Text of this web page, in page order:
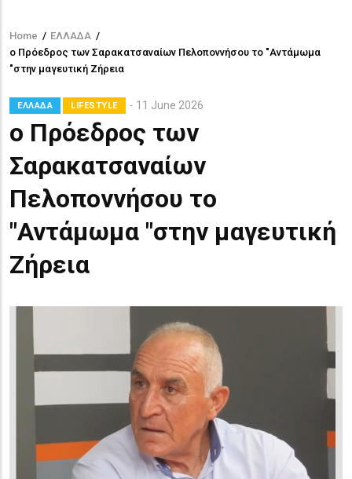
Breadcrumb
Home / ΕΛΛΑΔΑ /
ο Πρόεδρος των Σαρακατσαναίων Πελοποννήσου το "Αντάμωμα
"στην μαγευτική Ζήρεια
ΕΛΛΑΔΑ LIFESTYLE 11 June 2026
ο Πρόεδρος των
Σαρακατσαναίων
Πελοποννήσου το
"Αντάμωμα "στην μαγευτική
Ζήρεια